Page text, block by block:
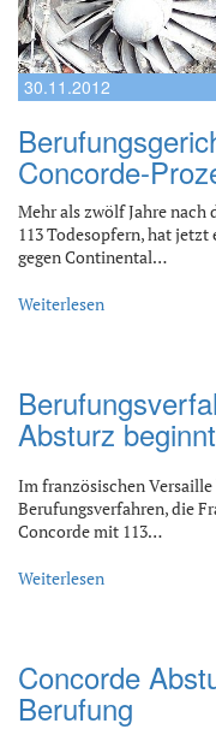
30.11.2012
Concorde-
Mehr als zwölf Jahre
113 Todesopfern, hat
gegen Continental…
Weiterlesen
Absturz beginnt
Im französischen
Berufungsverfahren, die
Concorde mit 113…
Weiterlesen
Concorde
Berufung